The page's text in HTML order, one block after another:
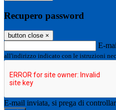
Recupero password
button close ×
E-
all'indirizzo indicato con le istruzioni
E-mail inviata, si prega di